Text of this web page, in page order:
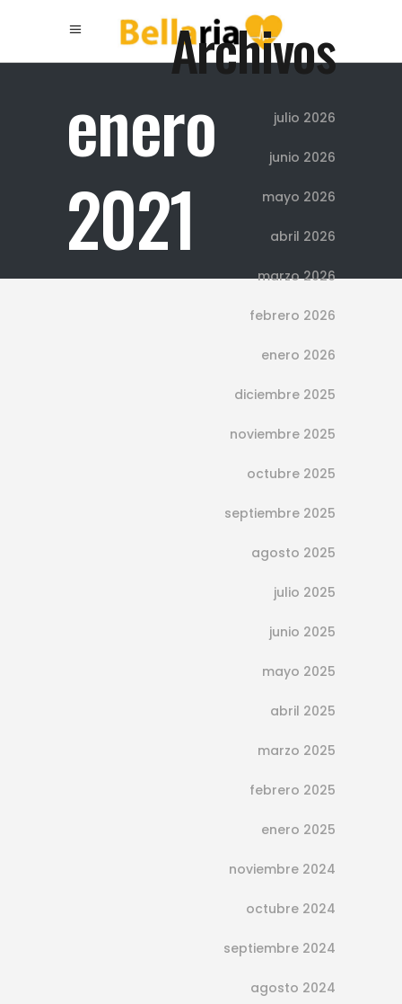
Archivos
julio 2026
junio 2026
mayo 2026
abril 2026
marzo 2026
febrero 2026
enero 2026
diciembre 2025
noviembre 2025
octubre 2025
septiembre 2025
agosto 2025
julio 2025
junio 2025
mayo 2025
abril 2025
marzo 2025
febrero 2025
enero 2025
noviembre 2024
octubre 2024
septiembre 2024
agosto 2024
enero
2021
Beneficios de la ortodoncia
Cada vez son más las personas que
presentación ante el resto de las
personas. Además, una sonrisa
y nuestra autoestima. En este sentido,
beneficios de la ortodoncia
los conoces? ¡Aquí te los vamos a